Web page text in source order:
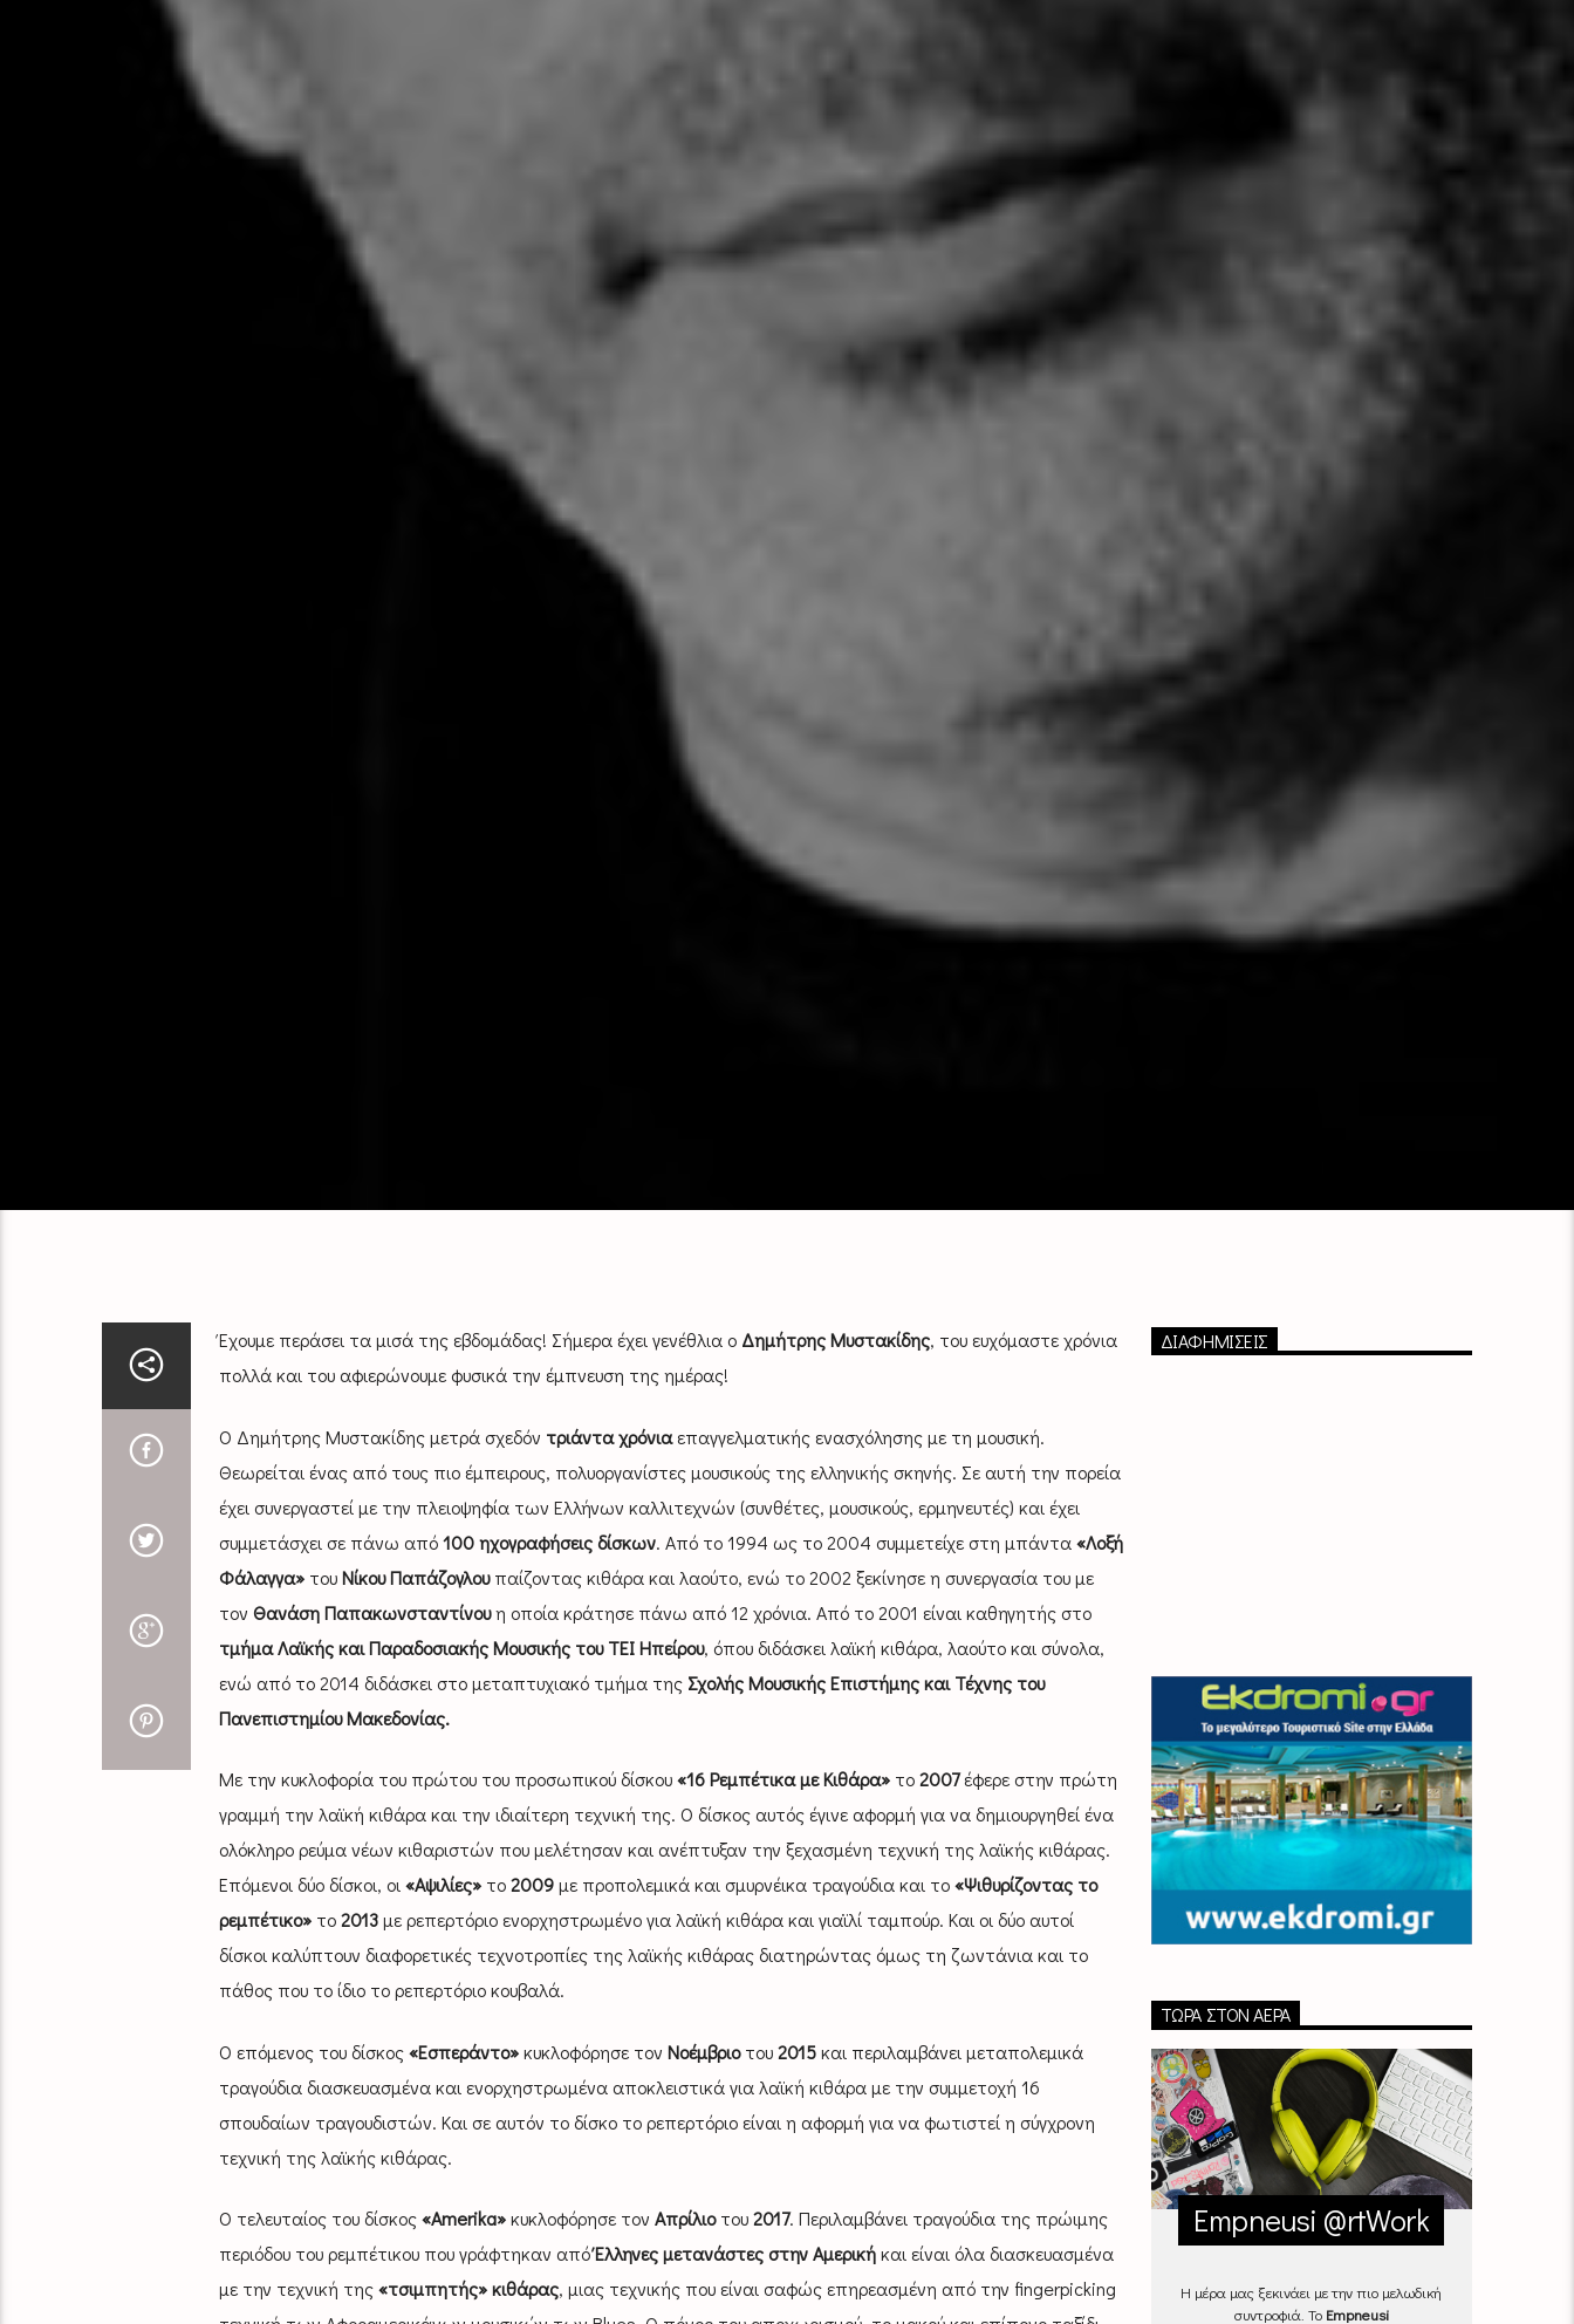
Έχουμε περάσει τα μισά της εβδομάδας! Σήμερα έχει γενέθλια οΔημήτρης Μυστακίδης, του ευχόμαστε χρόνια
πολλά και του αφιερώνουμε φυσικά την έμπνευση της ημέρας!
Ο Δημήτρης Μυστακίδης μετρά σχεδόν τριάντα χρόνιαεπαγγελματικής ενασχόλησης με τη μουσική.
Θεωρείται ένας από τους πιο έμπειρους, πολυοργανίστες μουσικούς της ελληνικής σκηνής. Σε αυτή την πορεία
έχει συνεργαστεί με την πλειοψηφία των Ελλήνων καλλιτεχνών (συνθέτες, μουσικούς, ερμηνευτές) και έχει
συμμετάσχει σε πάνω από100 ηχογραφήσεις δίσκων. Από το 1994 ως το 2004 συμμετείχε στη μπάντα«Λοξή
Φάλαγγα»τουΝίκου Παπάζογλουπαίζοντας κιθάρα και λαούτο, ενώ το 2002 ξεκίνησε η συνεργασία του με
τον Θανάση Παπακωνσταντίνουη οποία κράτησε πάνω από 12 χρόνια. Από το 2001 είναι καθηγητής στο
τμήμα Λαϊκής και Παραδοσιακής Μουσικής του ΤΕΙ Ηπείρου, όπου διδάσκει λαϊκή κιθάρα, λαούτο και σύνολα,
ενώ από το 2014 διδάσκει στο μεταπτυχιακό τμήμα της Σχολής Μουσικής Επιστήμης και Τέχνης του
Πανεπιστημίου Μακεδονίας.
Με την κυκλοφορία του πρώτου του προσωπικού δίσκου«16 Ρεμπέτικα με Κιθάρα»το2007έφερε στην πρώτη
γραμμή την λαϊκή κιθάρα και την ιδιαίτερη τεχνική της. Ο δίσκος αυτός έγινε αφορμή για να δημιουργηθεί ένα
ολόκληρο ρεύμα νέων κιθαριστών που μελέτησαν και ανέπτυξαν την ξεχασμένη τεχνική της λαϊκής κιθάρας.
Επόμενοι δύο δίσκοι, οι «Αψιλίες» το2009με προπολεμικά και σμυρνέικα τραγούδια και το«Ψιθυρίζοντας το
ρεμπέτικο»το2013με ρεπερτόριο ενορχηστρωμένο για λαϊκή κιθάρα και γιαϊλί ταμπούρ. Και οι δύο αυτοί
δίσκοι καλύπτουν διαφορετικές τεχνοτροπίες της λαϊκής κιθάρας διατηρώντας όμως τη ζωντάνια και το
πάθος που το ίδιο το ρεπερτόριο κουβαλά.
Ο επόμενος του δίσκος«Εσπεράντο»κυκλοφόρησε τον Νοέμβριοτου2015και περιλαμβάνει μεταπολεμικά
τραγούδια διασκευασμένα και ενορχηστρωμένα αποκλειστικά για λαϊκή κιθάρα με την συμμετοχή 16
σπουδαίων τραγουδιστών. Και σε αυτόν το δίσκο το ρεπερτόριο είναι η αφορμή για να φωτιστεί η σύγχρονη
τεχνική της λαϊκής κιθάρας.
Ο τελευταίος του δίσκος«Amerika»κυκλοφόρησε τον Απρίλιοτου2017. Περιλαμβάνει τραγούδια της πρώιμης
περιόδου του ρεμπέτικου που γράφτηκαν απόΈλληνες μετανάστες στην Αμερικήκαι είναι όλα διασκευασμένα
με την τεχνική της«τσιμπητής» κιθάρας, μιας τεχνικής που είναι σαφώς επηρεασμένη από την fingerpicking
ΔΙΑΦΗΜΙΣΕΙΣ
ΤΏΡΑ ΣΤΟΝ ΑΈΡΑ
Empneusi @rtWork
Η μέρα μας ξεκινάει με την πιο μελωδική
συντροφιά. Το Empneusi